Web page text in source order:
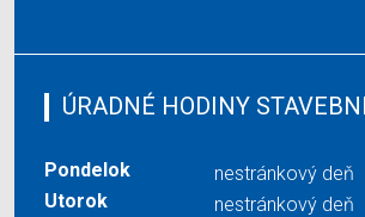
ÚRADNÉ HODINY
Pondelok
nestránkový deň
Utorok
nestránkový deň